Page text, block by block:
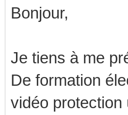
Bonjour,
Je tiens à me
De formation
vidéo protection